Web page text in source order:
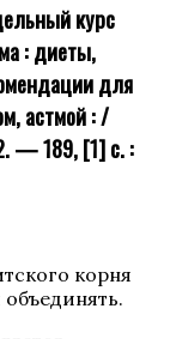
курс
: диеты,
для
астмой : /
— 189, [1] с. :
корня